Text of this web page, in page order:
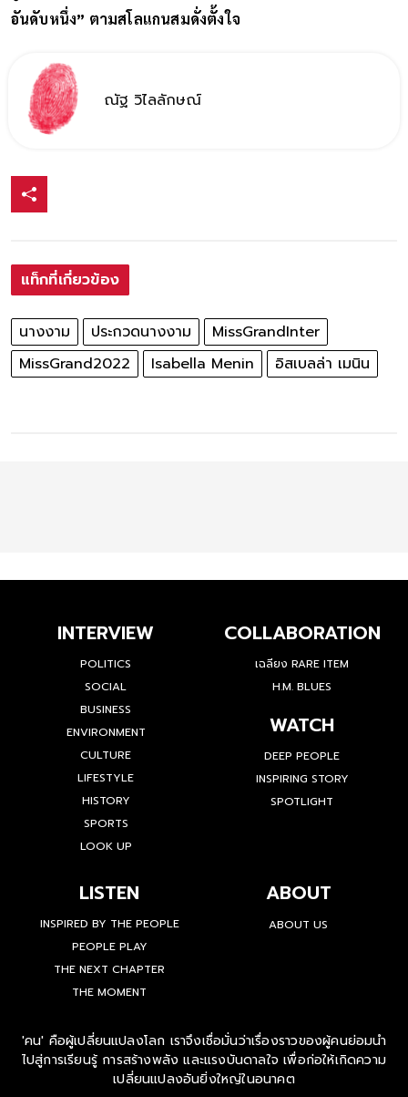
อันดับหนึ่ง” ตามสโลแกนสมดั่งตั้งใจ
ณัฐ วิไลลักษณ์
แท็กที่เกี่ยวข้อง
นางงาม ประกวดนางงาม
MissGrandInter
MissGrand2022
Isabella Menin อิสเบลล่า เมนิน
INTERVIEW
POLITICS
SOCIAL
BUSINESS
ENVIRONMENT
CULTURE
LIFESTYLE
HISTORY
SPORTS
LOOK UP
COLLABORATION
เฉลียง RARE ITEM
H.M. BLUES
WATCH
DEEP PEOPLE
INSPIRING STORY
SPOTLIGHT
LISTEN
INSPIRED BY THE PEOPLE
PEOPLE PLAY
THE NEXT CHAPTER
THE MOMENT
ABOUT
ABOUT US
'คน' คือผู้เปลี่ยนแปลงโลก เราจึงเชื่อมั่นว่าเรื่องราวของผู้คนย่อมนำ
ไปสู่การเรียนรู้ การสร้างพลัง และแรงบันดาลใจ เพื่อก่อให้เกิดความ
เปลี่ยนแปลงอันยิ่งใหญ่ในอนาคต